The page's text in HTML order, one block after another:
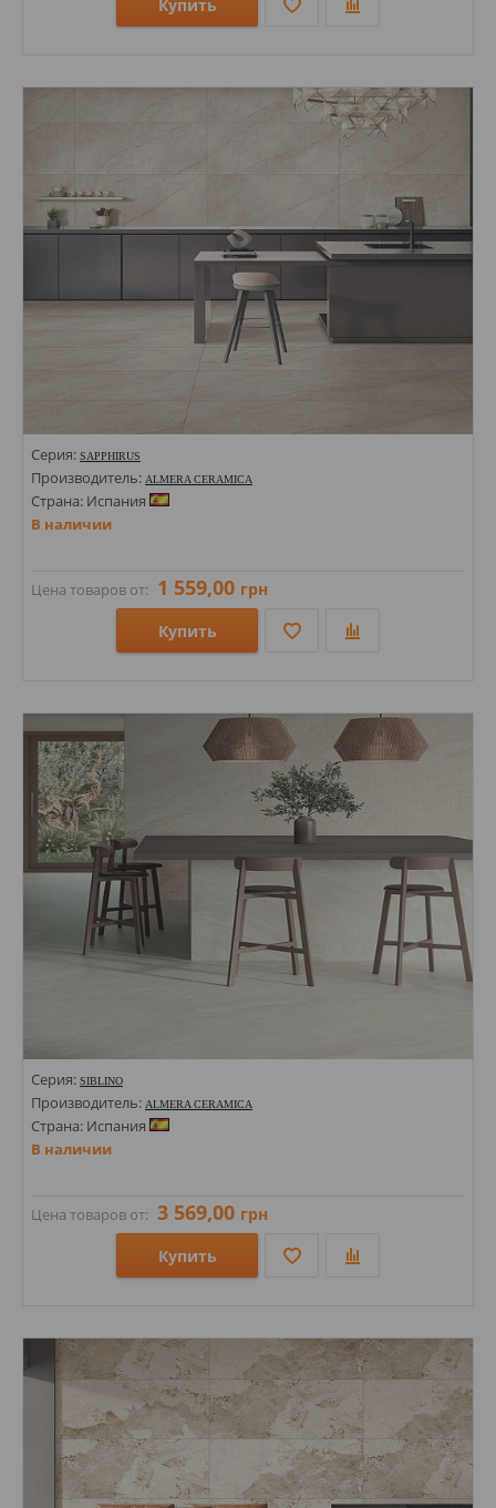
Купить
Стили: Под травертин;
Серия: SAPPHIRUS
Производитель: ALMERA CERAMICA
Страна: Испания
В наличии
Цена товаров от: 1 559,00 грн
Купить
Стили: Под камень;
Цвета:
Серия: SIBLINO
Производитель: ALMERA CERAMICA
Страна: Испания
В наличии
Цена товаров от: 3 569,00 грн
Купить
Стили:
Цвета: